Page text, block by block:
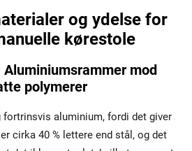
og ydelse for
kørestole
mod
polymerer
fortrinsvis aluminium, fordi det giver
cirka 40 % lettere end stål, og det